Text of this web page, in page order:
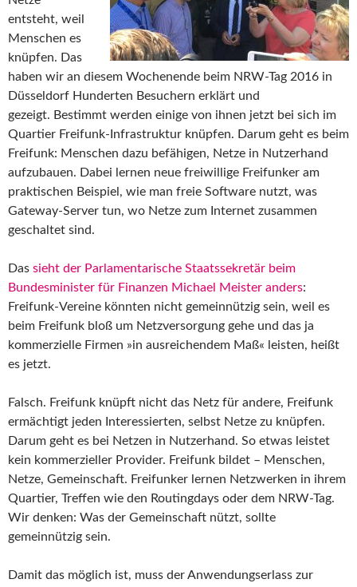
entsteht, weil
Menschen es
knüpfen. Das
haben wir an diesem Wochenende beim NRW-Tag 2016 in
Düsseldorf Hunderten Besuchern erklärt und
gezeigt. Bestimmt werden einige von ihnen jetzt bei sich im
Quartier Freifunk-Infrastruktur knüpfen. Darum geht es beim
Freifunk: Menschen dazu befähigen, Netze in Nutzerhand
aufzubauen. Dabei lernen neue freiwillige Freifunker am
praktischen Beispiel, wie man freie Software nutzt, was
Gateway-Server tun, wo Netze zum Internet zusammen
geschaltet sind.
Das sieht der Parlamentarische Staatssekretär beim
Bundesminister für Finanzen Michael Meister anders:
Freifunk-Vereine könnten nicht gemeinnützig sein, weil es
beim Freifunk bloß um Netzversorgung gehe und das ja
kommerzielle Firmen »in ausreichendem Maß« leisten, heißt
es jetzt.
Falsch. Freifunk knüpft nicht das Netz für andere, Freifunk
ermächtigt jeden Interessierten, selbst Netze zu knüpfen.
Darum geht es bei Netzen in Nutzerhand. So etwas leistet
kein kommerzieller Provider. Freifunk bildet – Menschen,
Netze, Gemeinschaft. Freifunker lernen Netzwerken in ihrem
Quartier, Treffen wie den Routingdays oder dem NRW-Tag.
Wir denken: Was der Gemeinschaft nützt, sollte
gemeinnützig sein.
Damit das möglich ist, muss der Anwendungserlass zur